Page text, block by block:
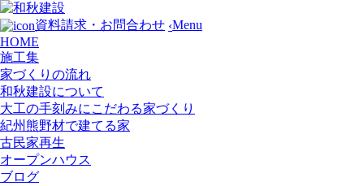
資料請求・お問合わせ ‹Menu
HOME
施工集
家づくりの流れ
和秋建設について
大工の手刻みにこだわる家づくり
紀州熊野材で建てる家
古民家再生
オープンハウス
ブログ